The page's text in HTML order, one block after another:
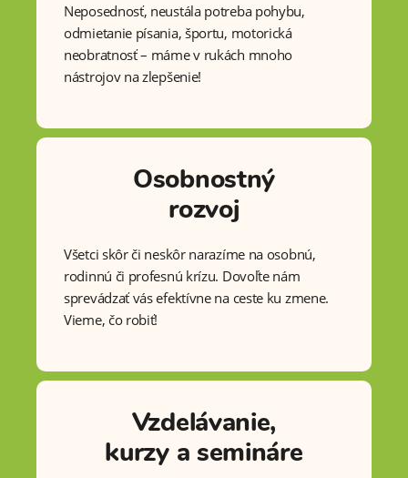
Neposednosť, neustála potreba pohybu,
odmietanie písania, športu, motorická
neobratnosť – máme v rukách mnoho
nástrojov na zlepšenie!
Osobnostný
rozvoj
Všetci skôr či neskôr narazíme na osobnú,
rodinnú či profesnú krízu. Dovoľte nám
sprevádzať vás efektívne na ceste ku zmene.
Vieme, čo robiť!
Vzdelávanie,
kurzy a semináre